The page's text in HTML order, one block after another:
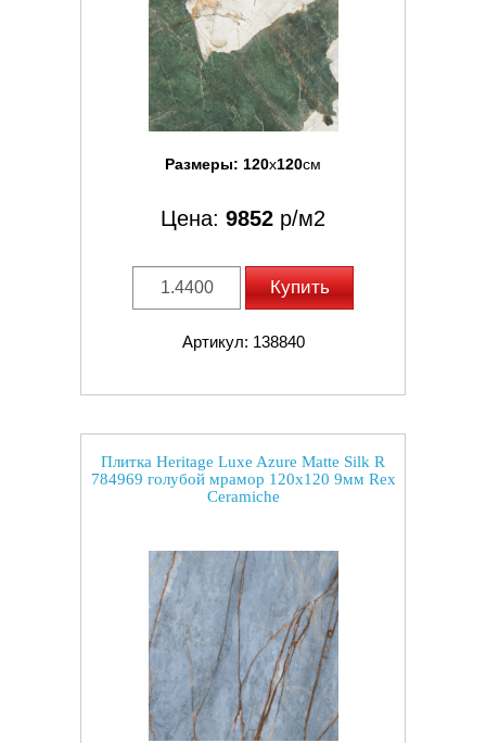
Размеры: 120x120см
Цена: 9852 р/м2
Купить
Артикул: 138840
Плитка Heritage Luxe Azure Matte Silk R
784969 голубой мрамор 120x120 9мм Rex
Ceramiche